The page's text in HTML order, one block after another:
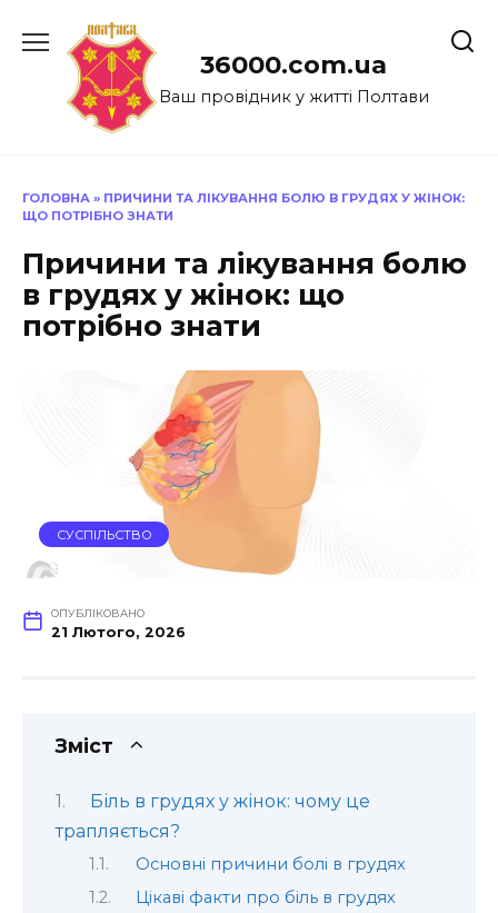
до
36000.com.ua
Ваш провідник у житті Полтави
ГОЛОВНА » ПРИЧИНИ ТА ЛІКУВАННЯ БОЛЮ В ГРУДЯХ У ЖІНОК:
ЩО ПОТРІБНО ЗНАТИ
Причини та лікування болю
в грудях у жінок: що
потрібно знати
СУСПІЛЬСТВО
ОПУБЛІКОВАНО
21 Лютого, 2026
Зміст
Біль в грудях у жінок: чому це
трапляється?
Основні причини болі в грудях
Цікаві факти про біль в грудях